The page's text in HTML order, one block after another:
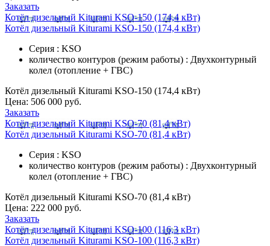
Заказать
Котёл дизельный Kiturami KSO-150 (174,4 кВт)
Котёл дизельный Kiturami KSO-150 (174,4 кВт)
Серия : KSO
количество контуров (режим работы) : Двухконтурный
колел (отопление + ГВС)
Котёл дизельный Kiturami KSO-150 (174,4 кВт)
Цена: 506 000 руб.
Заказать
Котёл дизельный Kiturami KSO-70 (81,4 кВт)
Котёл дизельный Kiturami KSO-70 (81,4 кВт)
Серия : KSO
количество контуров (режим работы) : Двухконтурный
колел (отопление + ГВС)
Котёл дизельный Kiturami KSO-70 (81,4 кВт)
Цена: 222 000 руб.
Заказать
Котёл дизельный Kiturami KSO-100 (116,3 кВт)
Котёл дизельный Kiturami KSO-100 (116,3 кВт)